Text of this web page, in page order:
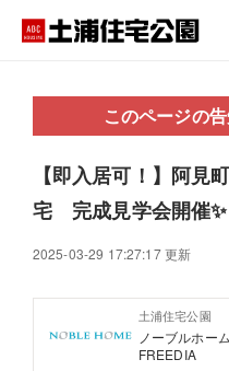
住宅会社・ハウスメーカ
イベント情報・プレゼント
住まいづくりお役立ち情報
このページの
【即入居可！】阿
宅 完成見学会開催✨
2025-03-29 17:27:17 更新
土浦住宅公園
ノーブルホーム
FREEDIA